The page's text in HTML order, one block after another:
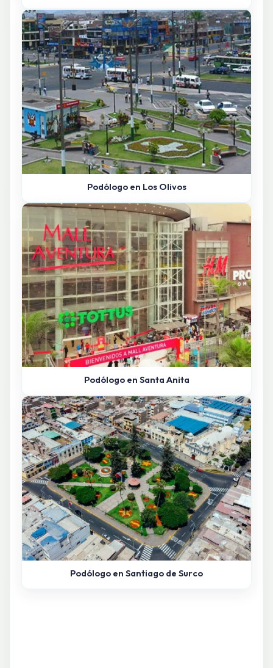
Podólogo en Los Olivos
Podólogo en Santa Anita
Podólogo en Santiago de Surco